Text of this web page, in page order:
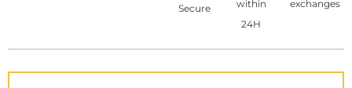
Secure
within
24H
exchanges